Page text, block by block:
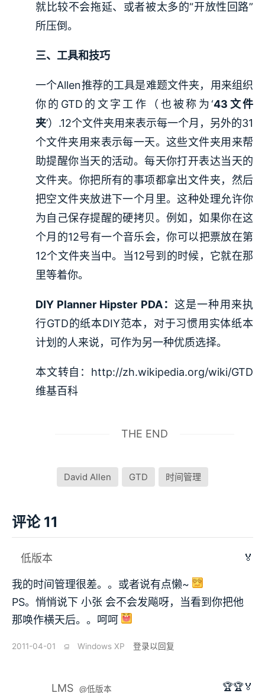
就比较不会拖延、或者被太多的“开放性回路”
所压倒。
三、工具和技巧
一个Allen推荐的工具是难题文件夹，用来组织
你的GTD的文字工作（也被称为‘43文件
夹’）.12个文件夹用来表示每一个月，另外的31
个文件夹用来表示每一天。这些文件夹用来帮
助提醒你当天的活动。每天你打开表达当天的
文件夹。你把所有的事项都拿出文件夹，然后
把空文件夹放进下一个月里。这种处理允许你
为自己保存提醒的硬拷贝。例如，如果你在这
个月的12号有一个音乐会，你可以把票放在第
12个文件夹当中。当12号到的时候，它就在那
里等着你。
DIY Planner Hipster PDA： 这是一种用来执
行GTD的纸本DIY范本，对于习惯用实体纸本
计划的人来说，可作为另一种优质选择。
本文转自：http://zh.wikipedia.org/wiki/GTD
维基百科
THE END
David Allen GTD 时间管理
评论 11
低版本 🏅
我的时间管理很差。。或者说有点懒~
PS。悄悄说下 小张 会不会发飚呀，当看到你把他
那唤作横天后。。呵呵
2011-04-01 ⫑ Windows XP 登录以回复
LMS @低版本 🏆🏆🏅